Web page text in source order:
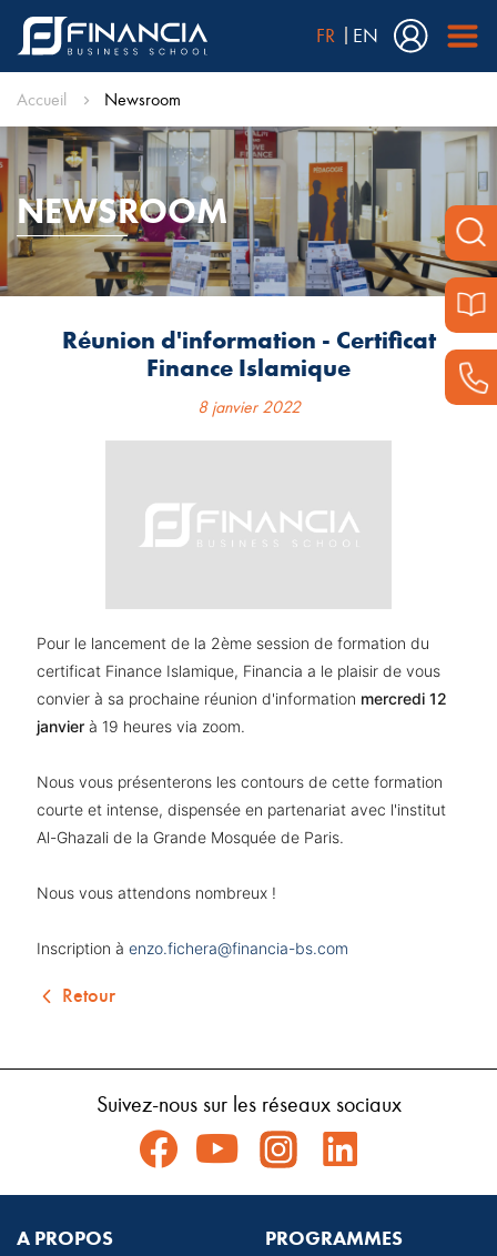
FR EN
Accueil Newsroom
NEWSROOM
Réunion d'information - Certificat
Finance Islamique
8 janvier 2022
Pour le lancement de la 2ème session de formation du
certificat Finance Islamique, Financia a le plaisir de vous
convier à sa prochaine réunion d'information mercredi 12
janvier à 19 heures via zoom.
Nous vous présenterons les contours de cette formation
courte et intense, dispensée en partenariat avec l'institut
Al-Ghazali de la Grande Mosquée de Paris.
Nous vous attendons nombreux !
Inscription à enzo.fichera@financia-bs.com
Retour
Suivez-nous sur les réseaux sociaux
A PROPOS PROGRAMMES